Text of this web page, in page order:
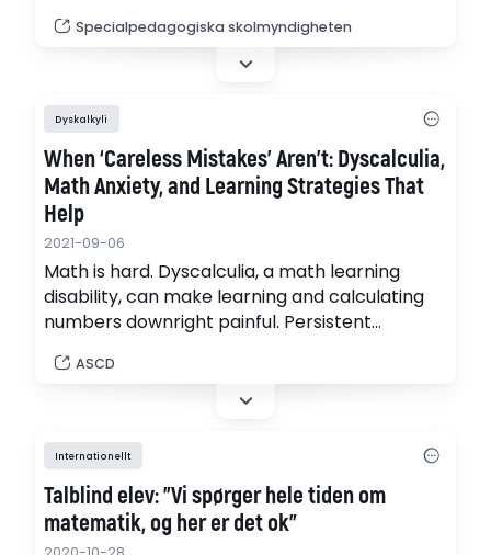
Helene Slivka, rådgivare på SPSM och
samtalsledare är Erika Bergman,
Specialpedagogiska skolmyndigheten
Dyskalkyli
When ‘Careless Mistakes’ Aren’t: Dyscalculia,
Math Anxiety, and Learning Strategies That
Help
2021-09-06
Math is hard. Dyscalculia, a math learning
disability, can make learning and calculating
numbers downright painful. Persistent
overwhelm and feelings of academic dread,
also known as math anxiety.
ASCD
Internationellt
Talblind elev: "Vi spørger hele tiden om
matematik, og her er det ok"